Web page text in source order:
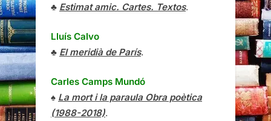
♣ Estimat amic. Cartes. Textos.
Lluís Calvo
♣ El meridià de París.
Carles Camps Mundó
♠ La mort i la paraula Obra poètica
(1988-2018).